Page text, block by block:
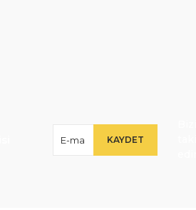
KAYDET